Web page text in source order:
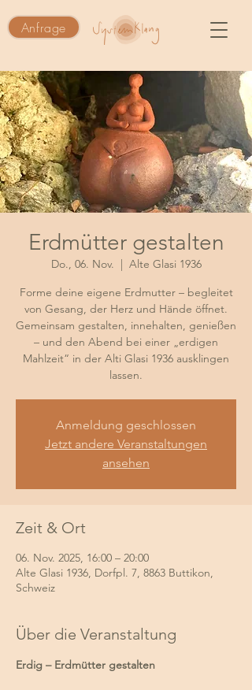
Anfrage
Erdmütter gestalten
Do., 06. Nov.
  |
Alte Glasi 1936
Forme deine eigene Erdmutter – begleitet
von Gesang, der Herz und Hände öffnet.
Gemeinsam gestalten, innehalten, genießen
– und den Abend bei einer „erdigen
Mahlzeit“ in der Alti Glasi 1936 ausklingen
lassen.
Anmeldung geschlossen
Jetzt andere Veranstaltungen
ansehen
Zeit & Ort
06. Nov. 2025, 16:00 – 20:00
Alte Glasi 1936, Dorfpl. 7, 8863 Buttikon,
Schweiz
Über die Veranstaltung
Erdig – Erdmütter gestalten